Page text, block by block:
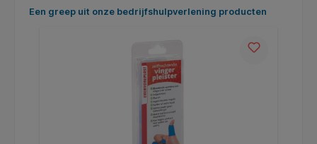
Productgalerij overslaan
Een greep uit onze bedrijfshulpverlening producten